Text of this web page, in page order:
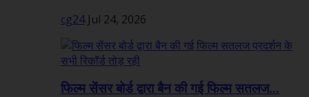
cg24 Jul 24, 2026
फिल्म सेंसर बोर्ड द्वारा बैन की गई फिल्म सतलज...